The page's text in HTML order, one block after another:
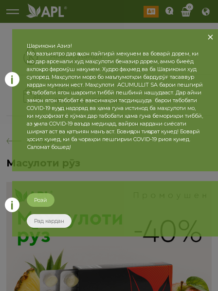
0
Амалкунанда
Таърих
2026 сол 2025 сол
бозгашт
Маҳсулоти рӯз
Шарикони Азиз!
Мо вазъиятро дар ҷаҳон пайгирӣ мекунем ва боварӣ дорем, ки
мо дар арсенали худ маҳсулоти беназир дорем, аммо биеёд
ахлоқро фаромӯш накунем. Худро фаҳмед ва ба Шарикони худ
супоред. Маҳсулоти моро бо маълумотҳои бардурӯғ тасаввур
кардан мумкин нест. Маҳсулоти ACUMULLIT SA барои пешгирӣ
ё табобати ягон шароити тиббӣ пешбинӣ нашудааст. Дар айни
замон ягон табобат ё ваксинаҳои тасдиқшуда барои табобати
COVID-19 вуҷуд надорад ва ҳама гуна истинод ба маҳсулоти мо,
ки муҳофизат ё кӯмак дар табобати ҳама гуна бемориҳои тиббӣ,
аз ҷумла COVID-19 ваъда медиҳад, вайрон кардани сиёсати
ширкат аст ва қатъиян манъ аст. Бовиҷдон тиҷорат кунед! Боварӣ
ҳосил кунед, ки ба чораҳои пешгирии COVID-19 риоя кунед.
Саломат бошед!
Розӣ
Рад кардан